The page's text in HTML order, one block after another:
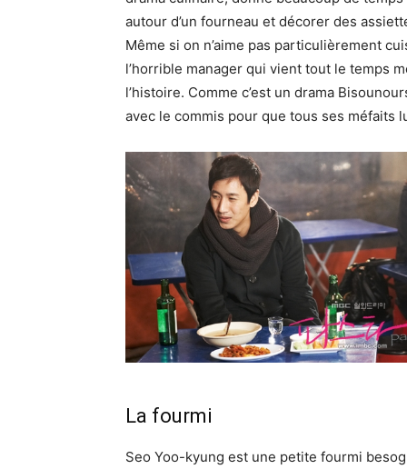
autour d’un fourneau et décorer des
Même si on n’aime pas particulièrement
l’horrible manager qui vient tout le temps
l’histoire. Comme c’est un drama
avec le commis pour que tous ses méfaits
La fourmi
Seo Yoo-kyung est une petite fourmi